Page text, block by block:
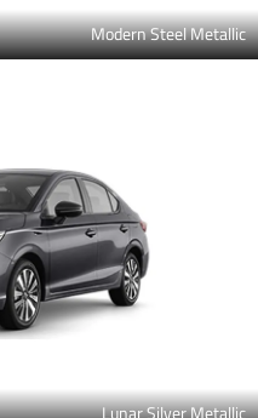
Modern Steel Metallic